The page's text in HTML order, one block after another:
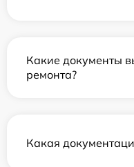
Какие документы
ремонта?
Какая